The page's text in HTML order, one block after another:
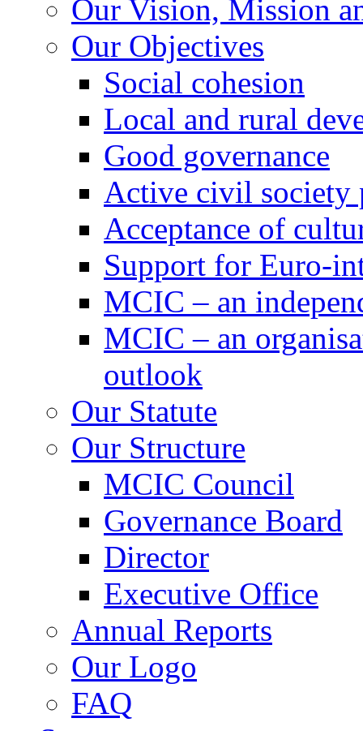
Our Vision, Mission
Our Objectives
Social cohesion
Local and rural
Good governance
Active civil society
Acceptance of
Support for Euro-
MCIC – an
MCIC – an
outlook
Our Statute
Our Structure
MCIC Council
Governance Board
Director
Executive Office
Annual Reports
Our Logo
FAQ